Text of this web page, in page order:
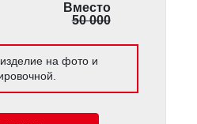
Вместо
50 000
на фото и